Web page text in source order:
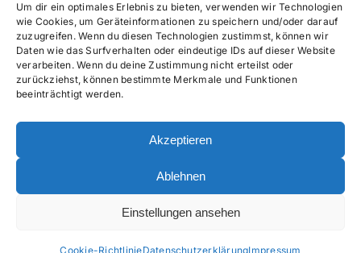
Um dir ein optimales Erlebnis zu bieten, verwenden wir Technologien
wie Cookies, um Geräteinformationen zu speichern und/oder darauf
zuzugreifen. Wenn du diesen Technologien zustimmst, können wir
Daten wie das Surfverhalten oder eindeutige IDs auf dieser Website
verarbeiten. Wenn du deine Zustimmung nicht erteilst oder
zurückziehst, können bestimmte Merkmale und Funktionen
beeinträchtigt werden.
Akzeptieren
Ablehnen
Einstellungen ansehen
Cookie-RichtlinieDatenschutzerklärungImpressum
RECHTLICHES
Datenschutzerklärung
Impressum
Cookie-Richtlinie (EU)
©2026 – Moin Fahrschule Stockelsdorf – Daniel Kahns